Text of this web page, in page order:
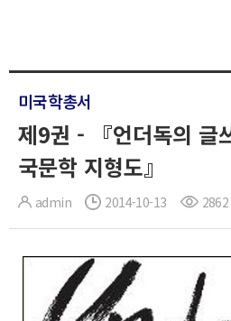
미국학총서
제9권 - 『언더독의 글
국문학 지형도』
admin 2014-10-13 2862